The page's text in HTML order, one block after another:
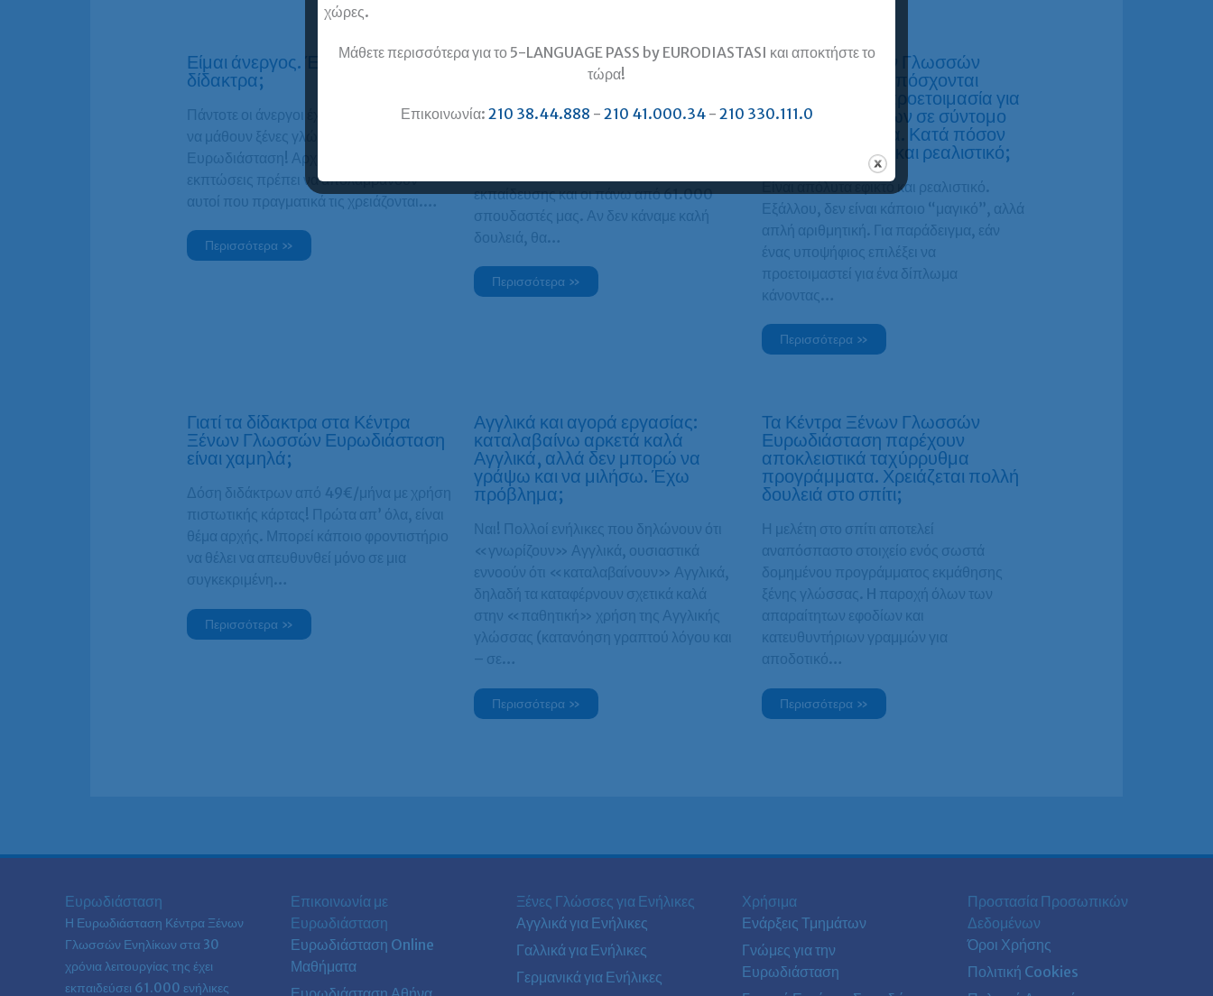
Είμαι άνεργος. Έχω έκπτωση στα
δίδακτρα;
Πάντοτε οι άνεργοι έχουν εκπτώσεις για
να μάθουν ξένες γλώσσες στην
Ευρωδιάσταση! Αρχή μας είναι ότι
εκπτώσεις πρέπει να απολαμβάνουν
αυτοί που πραγματικά τις χρειάζονται.…
Περισσότερα »
Στα Κέντρα Ξένων Γλωσσών
Ευρωδιάσταση κάνετε λόγο για
ή τι μου το διασφαλίζει αυτό;
εκπαίδευσης και οι πάνω από 61.000
σπουδαστές μας. Αν δεν κάναμε καλή
δουλειά, θα…
Περισσότερα »
Τα Κέντρα Ξένων Γλωσσών
Ευρωδιάσταση υπόσχονται
ολοκληρωμένη προετοιμασία για
απόκτηση πτυχίων σε σύντομο
χρονικό διάστημα. Κατά πόσον
αυτό είναι εφικτό και ρεαλιστικό;
Είναι απόλυτα εφικτό και ρεαλιστικό.
Εξάλλου, δεν είναι κάποιο “μαγικό”, αλλά
απλή αριθμητική. Για παράδειγμα, εάν
ένας υποψήφιος επιλέξει να
προετοιμαστεί για ένα δίπλωμα
κάνοντας…
Περισσότερα »
Γιατί τα δίδακτρα στα Κέντρα
Ξένων Γλωσσών Ευρωδιάσταση
είναι χαμηλά;
Δόση διδάκτρων από 49€/μήνα με χρήση
πιστωτικής κάρτας! Πρώτα απ’ όλα, είναι
θέμα αρχής. Μπορεί κάποιο φροντιστήριο
να θέλει να απευθυνθεί μόνο σε μια
συγκεκριμένη…
Περισσότερα »
Αγγλικά και αγορά εργασίας:
καταλαβαίνω αρκετά καλά
Αγγλικά, αλλά δεν μπορώ να
γράψω και να μιλήσω. Έχω
πρόβλημα;
Ναι! Πολλοί ενήλικες που δηλώνουν ότι
«γνωρίζουν» Αγγλικά, ουσιαστικά
εννοούν ότι «καταλαβαίνουν» Αγγλικά,
δηλαδή τα καταφέρνουν σχετικά καλά
στην «παθητική» χρήση της Αγγλικής
γλώσσας (κατανόηση γραπτού λόγου και
– σε…
Περισσότερα »
Τα Κέντρα Ξένων Γλωσσών
Ευρωδιάσταση παρέχουν
αποκλειστικά ταχύρρυθμα
προγράμματα. Χρειάζεται πολλή
δουλειά στο σπίτι;
Η μελέτη στο σπίτι αποτελεί
αναπόσπαστο στοιχείο ενός σωστά
δομημένου προγράμματος εκμάθησης
ξένης γλώσσας. H παροχή όλων των
απαραίτητων εφοδίων και
κατευθυντήριων γραμμών για
αποδοτικό…
Περισσότερα »
Ευρωδιάσταση
Η Ευρωδιάσταση Κέντρα Ξένων
Γλωσσών Ενηλίκων στα 30
χρόνια λειτουργίας της έχει
εκπαιδεύσει 61.000 ενήλικες
Επικοινωνία με
Ευρωδιάσταση
Ευρωδιάσταση Online
Μαθήματα
Ξένες Γλώσσες για Ενήλικες
Αγγλικά για Ενήλικες
Γαλλικά για Ενήλικες
Γερμανικά για Ενήλικες
Χρήσιμα
Ενάρξεις Τμημάτων
Γνώμες για την
Ευρωδιάσταση
Προστασία Προσωπικών
Δεδομένων
Όροι Χρήσης
Πολιτική Cookies
χώρες.
Μάθετε περισσότερα για το 5-LANGUAGE PASS by EURODIASTASI και αποκτήστε το
τώρα!
Επικοινωνία: 210 38.44.888 - 210 41.000.34- 210 330.111.0